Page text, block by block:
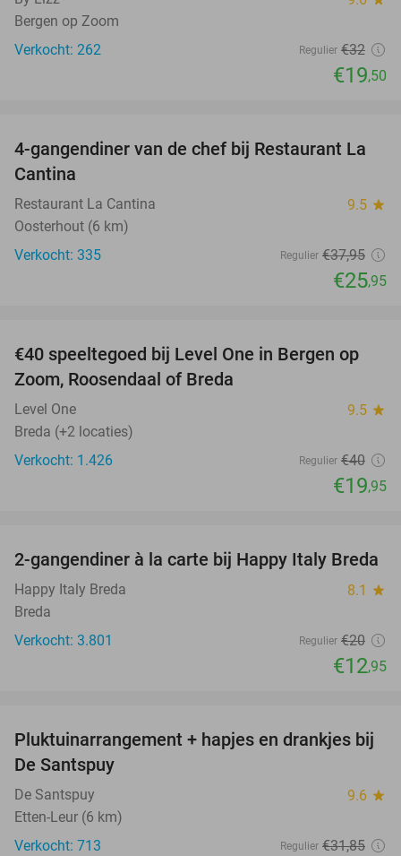
Bergen op Zoom
Verkocht: 262
Regulier €32
€19,50
32%
4-gangendiner van de chef bij Restaurant La
Cantina
Restaurant La Cantina 9.5 star
Oosterhout (6 km)
Verkocht: 335
Regulier €37,95
€25,95
50%
€40 speeltegoed bij Level One in Bergen op
Zoom, Roosendaal of Breda
Level One 9.5 star
Breda (+2 locaties)
Verkocht: 1.426
Regulier €40
€19,95
35%
2-gangendiner à la carte bij Happy Italy Breda
Happy Italy Breda 8.1 star
Breda
Verkocht: 3.801
Regulier €20
€12,95
41%
Pluktuinarrangement + hapjes en drankjes bij
De Santspuy
De Santspuy 9.6 star
Etten-Leur (6 km)
Verkocht: 713
Regulier €31,85